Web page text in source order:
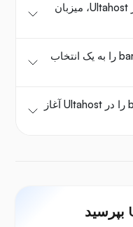
آیا می‌توانم پس از ثبت دامنه .bar در Ultahost، میزبان
چه چیزی سرمایه‌گذاری روی دامنه .bar را به یک انتخاب
چگونه می‌توانم فرآیند ثبت دامنه .bar را در Ultahost آغاز